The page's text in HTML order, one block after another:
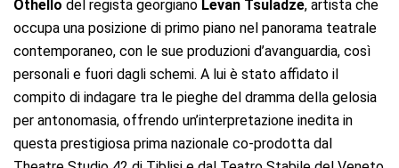
Othello del regista georgiano Levan Tsuladze, artista che
occupa una posizione di primo piano nel panorama teatrale
contemporaneo, con le sue produzioni d’avanguardia, così
personali e fuori dagli schemi. A lui è stato affidato il
compito di indagare tra le pieghe del dramma della gelosia
per antonomasia, offrendo un’interpretazione inedita in
questa prestigiosa prima nazionale co-prodotta dal